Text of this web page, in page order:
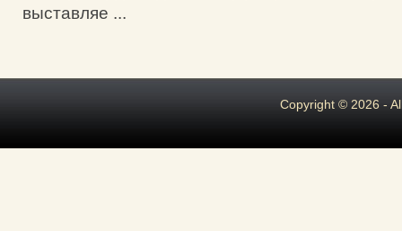
выставляе ...
Copyright © 2026 -